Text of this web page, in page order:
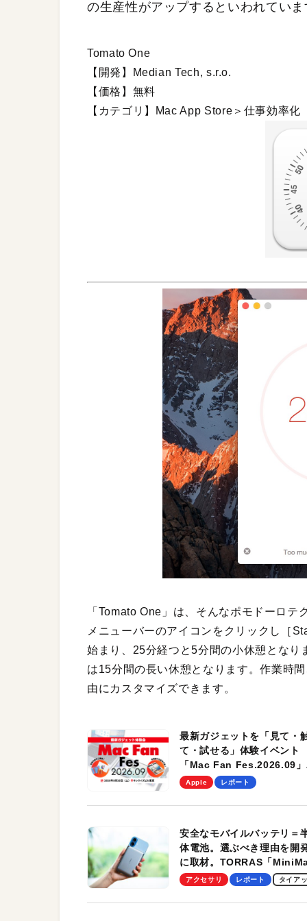
の生産性がアップするといわれていま
Tomato One
【開発】Median Tech, s.r.o.
【価格】無料
【カテゴリ】Mac App Store＞仕事効率化
「Tomato One」は、そんなポモドーロ
メニューバーのアイコンをクリックし［
始まり、25分経つと5分間の小休憩とな
は15分間の長い休憩となります。作業時
由にカスタマイズできます。
最新ガジェットを「見て・
て・試せる」体験イベント
「Mac Fan Fes.2026.09」
を、9月26日（土）に開催
Apple レポート
安全なモバイルバッテリ＝
体電池。選ぶべき理由を開
に取材。TORRAS「
Pro」の実機レビューも
アクセサリ レポート タイア